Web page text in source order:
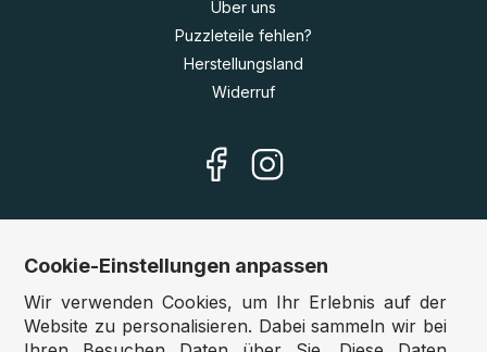
Über uns
Puzzleteile fehlen?
Herstellungsland
Widerruf
Unsere Shops
Deutschland:www.puzzle.de
Cookie-Einstellungen anpassen
Wir verwenden Cookies, um Ihr Erlebnis auf der
Website zu personalisieren. Dabei sammeln wir bei